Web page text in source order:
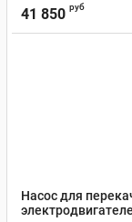
41 850 руб
Насос для